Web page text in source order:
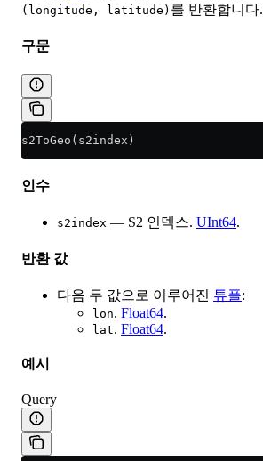
(longitude, latitude) 를 반환합니다.
구문
s2ToGeo(s2index)
인수
s2index — S2 인덱스. UInt64.
반환 값
다음 두 값으로 이루어진 튜플:
lon. Float64.
lat. Float64.
예시
Query